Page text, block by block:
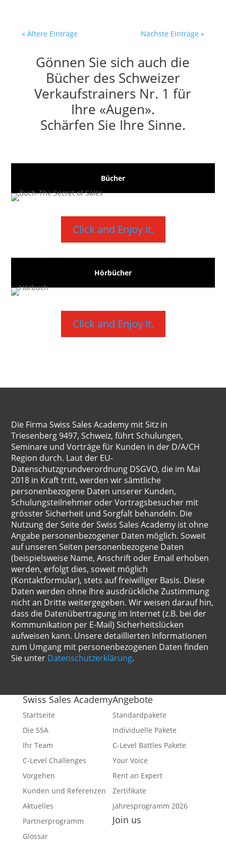
« Ältere Einträge Nächste Einträge »
Gönnen Sie sich auch die
Bücher des Schweizer
Verkaufstrainers Nr. 1 für
Ihre «Augen».
Schärfen Sie Ihre Sinne.
Bücher
Click and Enjoy it.
Hörbücher
Click and Enjoy it.
Die Firma Swiss Sales Academy mit Sitz in
Triesenberg 9497, Schweiz, führt Schulungen,
Seminare und Vorträge für Kunden in der D/A/CH
Region durch. Laut der EU-
Datenschutzgrundverordnung DSGVO, die im Mai
2018 in Kraft tritt, werden wir sämtliche
personenbezogene Daten unserer Kunden,
Schulungsteilnehmer oder Vortragsbesucher mit
grösster Sicherheit und Sorgfalt behandeln. Die
Nutzung der Seite der Swiss Sales Academy ist ohne
Angabe personenbezogener Daten möglich. Soweit
auf unseren Seiten personenbezogene Daten
(beispielsweise Name, Anschrift oder Email erhoben
werden, erfolgt dies, soweit möglich
(Kontaktformular), stets auf freiwilliger Basis. Diese
Daten werden ohne Ihre ausdrückliche Zustimmung
nicht an Dritte weitergegeben. Wir weisen darauf hin,
dass die Datenübertragung im Internet (z.B. bei der
Kommunikation per E-Mail) Sicherheitslücken
aufweisen kann. Unsere detaillierten Informationen
zum Umgang mit personenbezogenen Daten finden
Sie unter Datenschutzerklärung.
Swiss Sales Academy
Startseite
Die SSA
Ihr Team
C-Level Challenges
Vorgehen
Kunden und Referenzen
Aktuelles
Partnerprogramm
Glossar
Angebote
Standardpakete
Individuelle Pakete
C-Level Battles Pakete
Your Voice
Rent an Expert
Zertifikate
Jahresprogramm 2026
Join us